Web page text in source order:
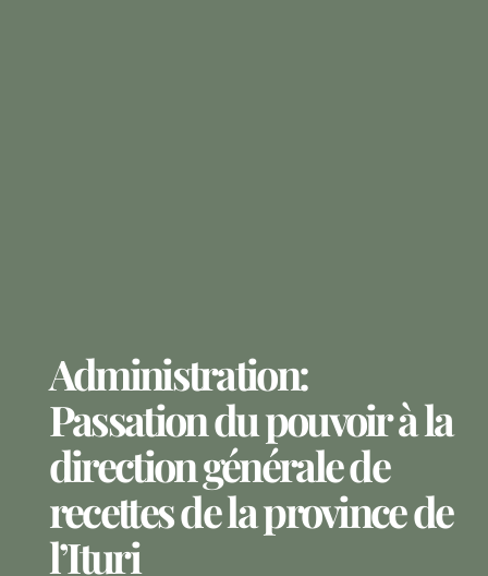
Administration:
Passation du pouvoir à la
direction générale de
recettes de la province de
l’Ituri